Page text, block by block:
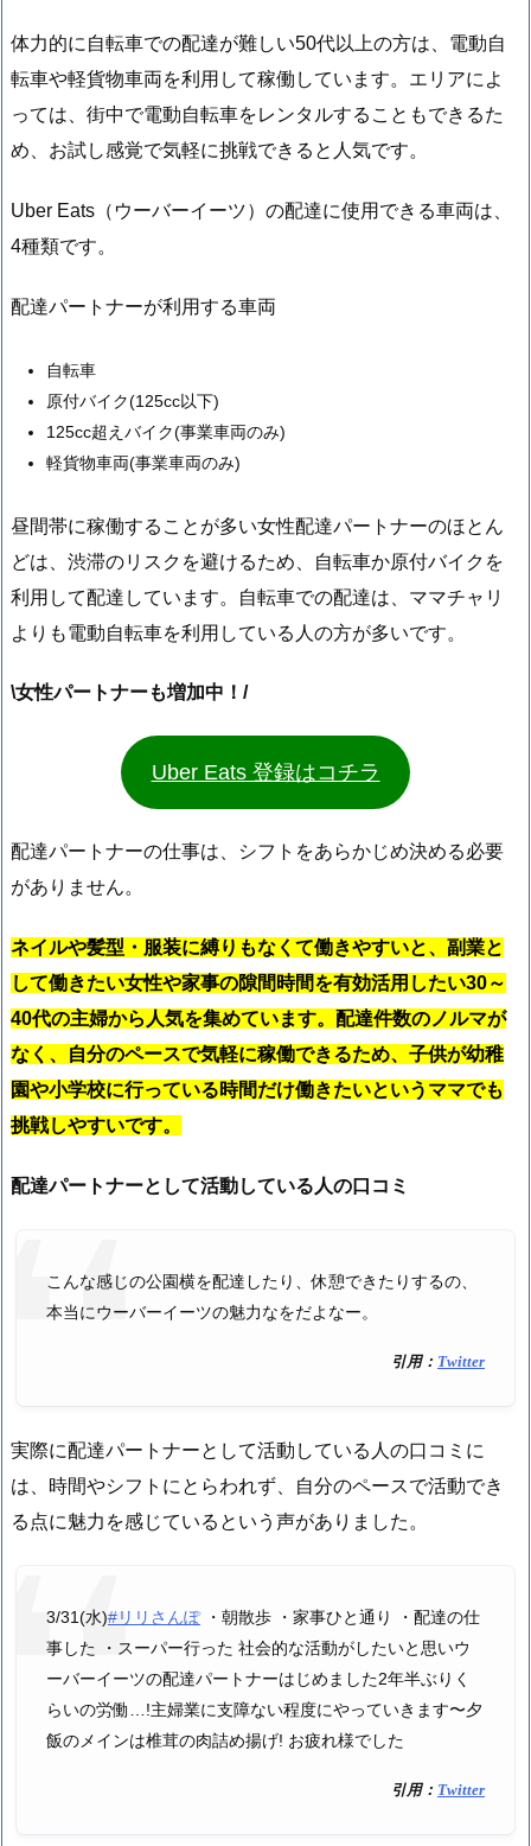
体力的に自転車での配達が難しい50代以上の方は、電動自
転車や軽貨物車両を利用して稼働しています。エリアによ
っては、街中で電動自転車をレンタルすることもできるた
め、お試し感覚で気軽に挑戦できると人気です。
Uber Eats（ウーバーイーツ）の配達に使用できる車両は、
4種類です。
配達パートナーが利用する車両
自転車
原付バイク(125cc以下)
125cc超えバイク(事業車両のみ)
軽貨物車両(事業車両のみ)
昼間帯に稼働することが多い女性配達パートナーのほとん
どは、渋滞のリスクを避けるため、自転車か原付バイクを
利用して配達しています。自転車での配達は、ママチャリ
よりも電動自転車を利用している人の方が多いです。
\女性パートナーも増加中！/
Uber Eats 登録はコチラ
配達パートナーの仕事は、シフトをあらかじめ決める必要
がありません。
ネイルや髪型・服装に縛りもなくて働きやすいと、副業と
して働きたい女性や家事の隙間時間を有効活用したい30～
40代の主婦から人気を集めています。配達件数のノルマが
なく、自分のペースで気軽に稼働できるため、子供が幼稚
園や小学校に行っている時間だけ働きたいというママでも
挑戦しやすいです。
配達パートナーとして活動している人の口コミ
こんな感じの公園横を配達したり、休憩できたりするの、
本当にウーバーイーツの魅力なをだよなー。
引用： Twitter
実際に配達パートナーとして活動している人の口コミに
は、時間やシフトにとらわれず、自分のペースで活動でき
る点に魅力を感じているという声がありました。
3/31(水)#リリさんぽ・朝散歩 ・家事ひと通り ・配達の仕
事した ・スーパー行った 社会的な活動がしたいと思いウ
ーバーイーツの配達パートナーはじめました2年半ぶりく
らいの労働…!主婦業に支障ない程度にやっていきます〜夕
飯のメインは椎茸の肉詰め揚げ! お疲れ様でした
引用： Twitter